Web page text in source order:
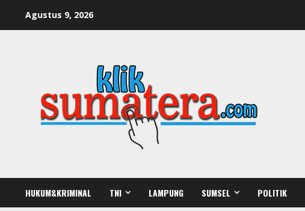
Agustus 9, 2026
HUKUM&KRIMINAL TNI LAMPUNG SUMSEL POLITIK